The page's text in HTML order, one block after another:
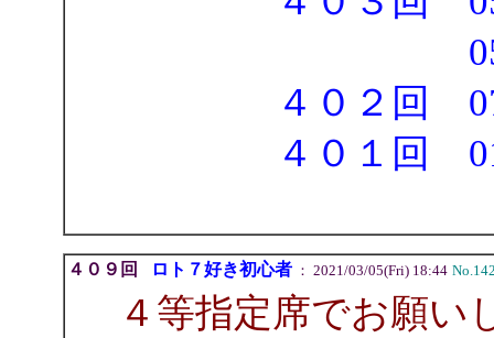
05-11-12-
４０２回 07-
４０１回 01-
４０９回 ロト７好き初心者： 2021/03/05(Fri) 18:44
４等指定席でお願い